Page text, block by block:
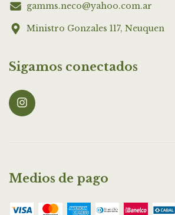
gamms.neco@yahoo.com.ar
Ministro Gonzales 117, Neuquen
Sigamos conectados
Medios de pago